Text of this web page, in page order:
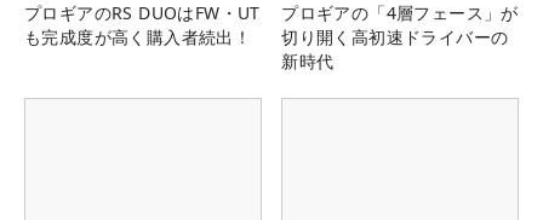
プロギアのRS DUOはFW・UT
も完成度が高く購入者続出！
プロギアの「4層フェース」が
切り開く高初速ドライバーの
新時代